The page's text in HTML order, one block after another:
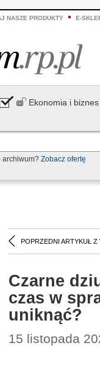
NASZE PRODUKTY E-
Ekonomia i biznes
archiwum? Zobacz ofertę
POPRZEDNI ARTYKUŁ Z
Czarne
czas w
uniknąć?
15 listopada